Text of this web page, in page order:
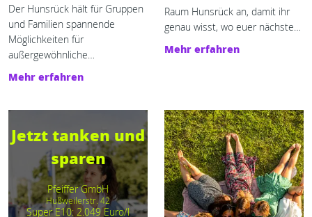
Der Hunsrück hält für Gruppen
und Familien spannende
Möglichkeiten für
außergewöhnliche
Übernachtungen bereit.
Mehr erfahren
Raum Hunsrück an, damit ihr
genau wisst, wo euer nächstes
Abenteuer wartet. Macht euch
bereit für unvergessliche
Mehr erfahren
Jetzt tanken und
sparen
Pfeiffer GmbH
Hußweilerstr. 42
Super E10: 2.049 Euro/l